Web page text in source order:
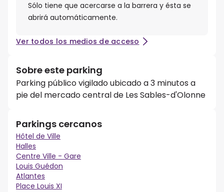
Sólo tiene que acercarse a la barrera y ésta se
abrirá automáticamente.
Ver todos los medios de acceso
Sobre este parking
Parking público vigilado ubicado a 3 minutos a
pie del mercado central de Les Sables-d'Olonne
Parkings cercanos
Hôtel de Ville
Halles
Centre Ville - Gare
Louis Guédon
Atlantes
Place Louis XI